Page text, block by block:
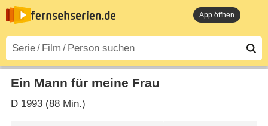
App öffnen
Ein Mann für meine Frau
D1993 (88 Min.)